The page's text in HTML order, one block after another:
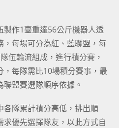
製作1臺重達56公斤機器人透
，每場可分為紅、藍聯盟，每
伍輪流組成，進行積分賽，
每隊需比10場積分賽事，最
盟賽選隊順序依據。
各隊累計積分高低，排出順
優先選擇隊友，以此方式自